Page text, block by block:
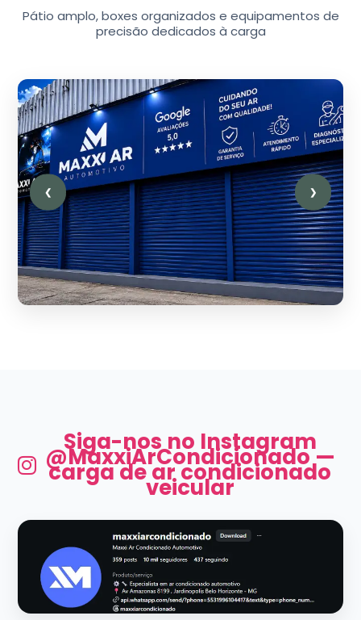
Pátio amplo, boxes organizados e equipamentos de
precisão dedicados à carga
❮ ❯
Siga-nos no Instagram
@MaxxiArCondicionado —
carga de ar condicionado
veicular